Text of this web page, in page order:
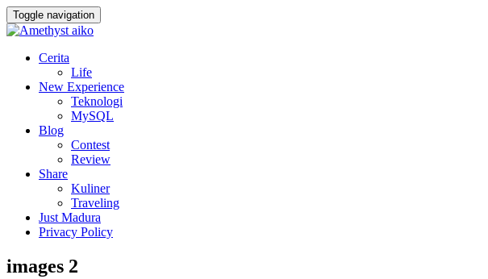
Toggle navigation
Cerita
Life
New Experience
Teknologi
MySQL
Blog
Contest
Review
Share
Kuliner
Traveling
Just Madura
Privacy Policy
images 2